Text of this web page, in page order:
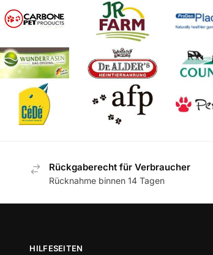
Rückgaberecht für Verbraucher
Rücknahme binnen 14 Tagen
HILFESEITEN